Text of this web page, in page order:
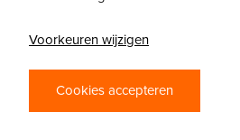
VERNIEUWD
De Brooks Cascadia 19 is de
beginnende en ervaren
stabiliteit zoeken. Hij is van
Voorkeuren wijzigen
Cookies accepteren